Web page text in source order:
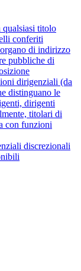
titolo
conferiti
di indirizzo
pubbliche di
dirigenziali (da
distinguano le
dirigenti
titolari di
con funzioni
discrezionali